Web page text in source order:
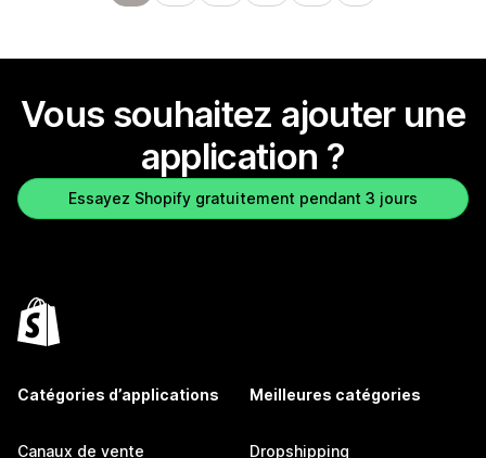
Vous souhaitez ajouter une
application ?
Essayez Shopify gratuitement pendant 3 jours
Catégories d’applications
Canaux de vente
Meilleures catégories
Dropshipping